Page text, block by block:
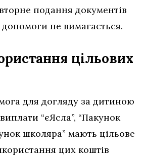
подання документів
не вимагається.
цільових
для догляду за дитиною
“єЯсла”, “Пакунок
школяра” мають цільове
цих коштів